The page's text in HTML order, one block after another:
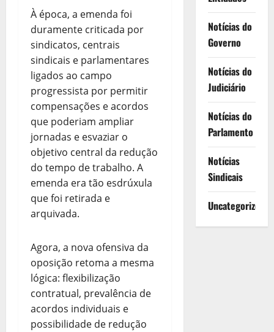
À época, a emenda foi
duramente criticada por
sindicatos, centrais
sindicais e parlamentares
ligados ao campo
progressista por permitir
compensações e acordos
que poderiam ampliar
jornadas e esvaziar o
objetivo central da redução
do tempo de trabalho. A
emenda era tão esdrúxula
que foi retirada e
arquivada.
Agora, a nova ofensiva da
oposição retoma a mesma
lógica: flexibilização
contratual, prevalência de
acordos individuais e
possibilidade de redução
Notícias do
Governo
Notícias do
Judiciário
Notícias do
Parlamento
Notícias
Sindicais
Uncategorized